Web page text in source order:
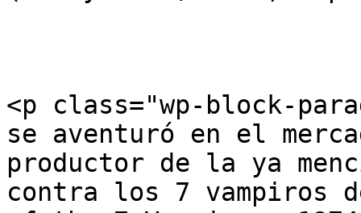
<p class="wp-block-
se aventuró en el
productor de la ya
contra los 7 vampiros